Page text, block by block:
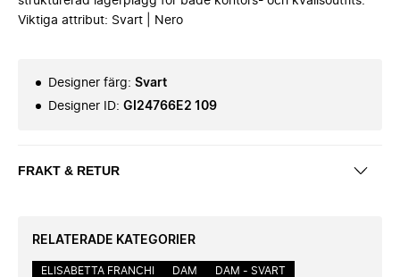
Viktiga attribut: Svart | Nero
Designer färg: Svart
Designer ID: GI24766E2 109
FRAKT & RETUR
RELATERADE KATEGORIER
ELISABETTA FRANCHI DAM
DAM - SVART